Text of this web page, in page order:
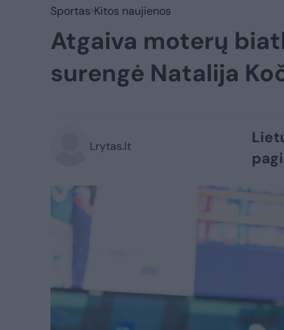
Sportas Kitos naujienos
Atgaiva moterų
surengė Natalija
Lrytas.lt